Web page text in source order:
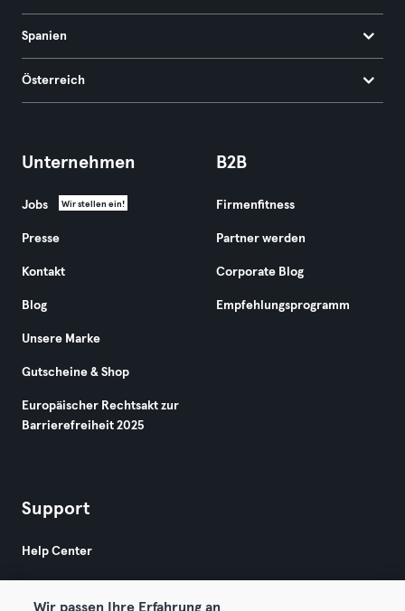
Spanien
Österreich
Unternehmen
Jobs Wir stellen ein!
Presse
Kontakt
Blog
Unsere Marke
Gutscheine & Shop
Europäischer Rechtsakt zur
Barrierefreiheit 2025
B2B
Firmenfitness
Partner werden
Corporate Blog
Empfehlungsprogramm
Support
Help Center
Wir passen Ihre Erfahrung an